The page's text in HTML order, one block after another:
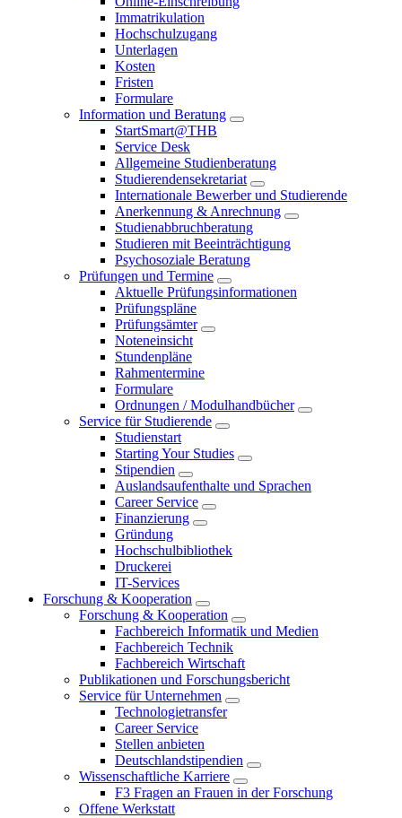
Immatrikulation
Hochschulzugang
Unterlagen
Kosten
Fristen
Formulare
Information und Beratung
StartSmart@THB
Service Desk
Allgemeine Studienberatung
Studierendensekretariat
Internationale Bewerber und Studierende
Anerkennung & Anrechnung
Studienabbruchberatung
Studieren mit Beeinträchtigung
Psychosoziale Beratung
Prüfungen und Termine
Aktuelle Prüfungsinformationen
Prüfungspläne
Prüfungsämter
Noteneinsicht
Stundenpläne
Rahmentermine
Formulare
Ordnungen / Modulhandbücher
Service für Studierende
Studienstart
Starting Your Studies
Stipendien
Auslandsaufenthalte und Sprachen
Career Service
Finanzierung
Gründung
Hochschulbibliothek
Druckerei
IT-Services
Forschung & Kooperation
Forschung & Kooperation
Fachbereich Informatik und Medien
Fachbereich Technik
Fachbereich Wirtschaft
Publikationen und Forschungsbericht
Service für Unternehmen
Technologietransfer
Career Service
Stellen anbieten
Deutschlandstipendien
Wissenschaftliche Karriere
F3 Fragen an Frauen in der Forschung
Offene Werkstatt